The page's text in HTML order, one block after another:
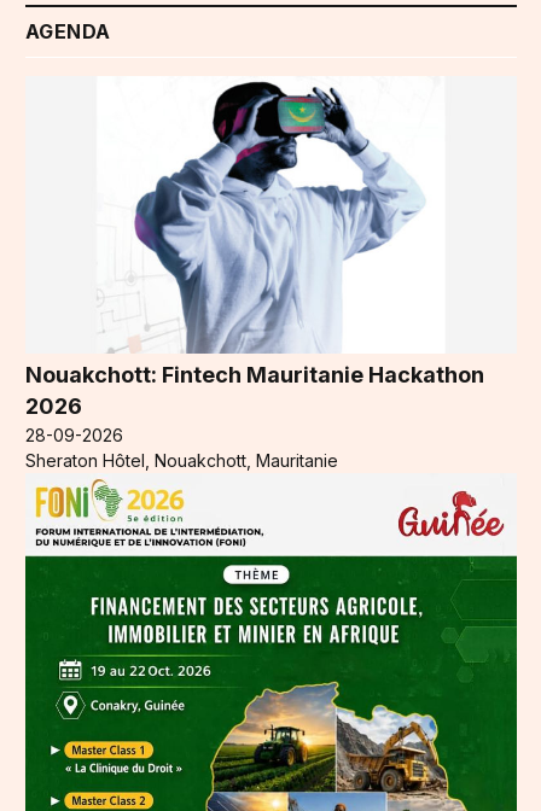
AGENDA
Nouakchott: Fintech Mauritanie Hackathon
2026
28-09-2026
Sheraton Hôtel, Nouakchott, Mauritanie